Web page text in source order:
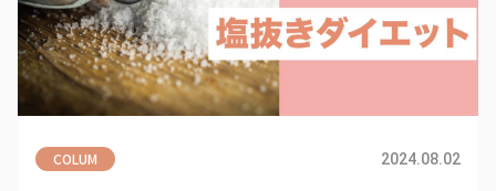
COLUM 2024.08.02